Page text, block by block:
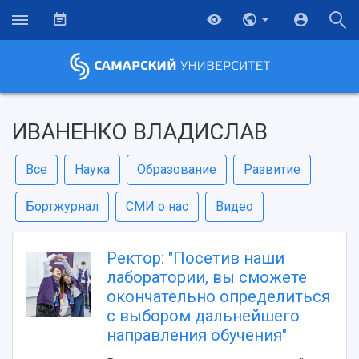
ИВАНЕНКО ВЛАДИСЛАВ
Все Наука Образование Развитие
Бортжурнал СМИ о нас Видео
Ректор: "Посетив наши
лаборатории, вы сможете
окончательно определиться
с выбором дальнейшего
направления обучения"